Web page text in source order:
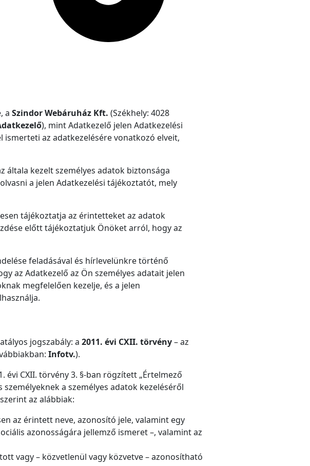
a Szindor Webáruház Kft. (Székhely: 4028
), mint Adatkezelő jelen Adatkezelési
ismerteti az adatkezelésére vonatkozó elveit,
általa kezelt személyes adatok biztonsága
a jelen Adatkezelési tájékoztatót, mely
tájékoztatja az érintetteket az adatok
előtt tájékoztatjuk Önöket arról, hogy az
feladásával és hírlevelünkre történő
az Adatkezelő az Ön személyes adatait jelen
megfelelően kezelje, és a jelen
jogszabály: a 2011. évi CXII. törvény– az
Infotv.).
CXII. törvény 3. §-ban rögzített „Értelmező
a személyes adatok kezeléséről
az alábbiak:
az érintett neve, azonosító jele, valamint egy
azonosságára jellemző ismeret –, valamint az
vagy – közvetlenül vagy közvetve – azonosítható